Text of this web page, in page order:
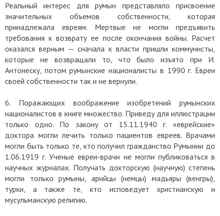
Реальный интерес для румын представляло присвоение
значительных объемов собственности, которая
принадлежала евреям. Мертвые не могли предъявить
требования к возврату ее после окончания войны. Расчет
оказался верным — сначала к власти пришли коммунисты,
которые не возвращали то, что было изъято при И.
Антонеску, потом румынские националисты в 1990 г. Евреи
своей собственности так и не вернули.
6. Поражающих воображение изобретений румынских
националистов в книге множество. Приведу для иллюстрации
только одно. По закону от 15.11.1940 г. «еврейские»
доктора могли лечить только пациентов евреев. Врачами
могли быть только те, кто получил гражданство Румынии до
1.06.1919 г. Ученые евреи-врачи не могли публиковаться в
научных журналах. Получать докторскую (научную) степень
могли только румыны, арийцы (немцы) мадьяры (венгры),
турки, а также те, кто исповедует христианскую и
мусульманскую религию.